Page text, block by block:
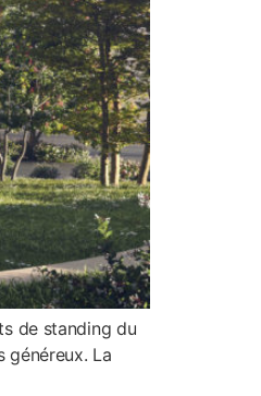
de standing du
généreux. La